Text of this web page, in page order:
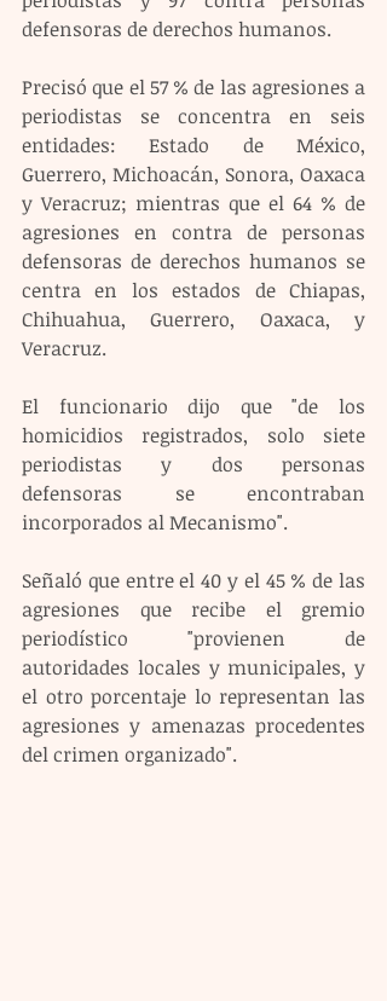
defensoras de derechos humanos.
Precisó que el 57 % de las agresiones a
periodistas se concentra en seis
entidades: Estado de México,
Guerrero, Michoacán, Sonora, Oaxaca
y Veracruz; mientras que el 64 % de
agresiones en contra de personas
defensoras de derechos humanos se
centra en los estados de Chiapas,
Chihuahua, Guerrero, Oaxaca, y
Veracruz.
El funcionario dijo que "de los
homicidios registrados, solo siete
periodistas y dos personas
defensoras se encontraban
incorporados al Mecanismo".
Señaló que entre el 40 y el 45 % de las
agresiones que recibe el gremio
periodístico "provienen de
autoridades locales y municipales, y
el otro porcentaje lo representan las
agresiones y amenazas procedentes
del crimen organizado".